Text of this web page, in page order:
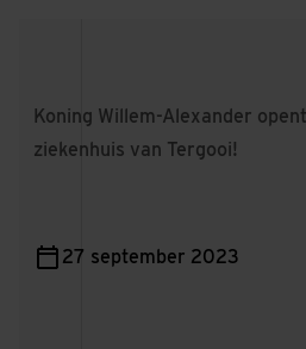
Koning Willem-Alexander
ziekenhuis van Tergooi!
27 september 2023